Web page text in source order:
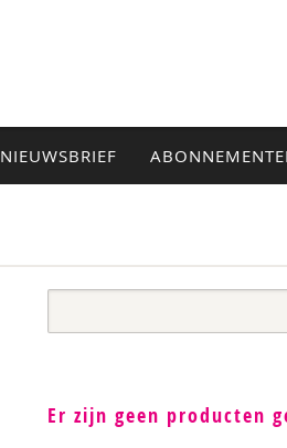
NIEUWSBRIEF
Er zijn geen producten